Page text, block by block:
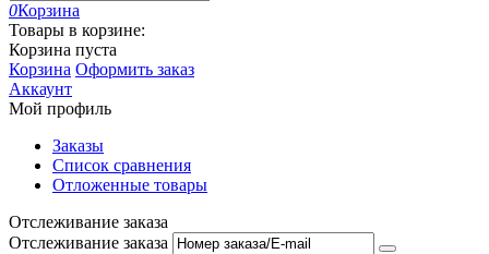
0Корзина
Товары в корзине:
Корзина пуста
Корзина Оформить заказ
Аккаунт
Мой профиль
Заказы
Список сравнения
Отложенные товары
Отслеживание заказа
Отслеживание заказа